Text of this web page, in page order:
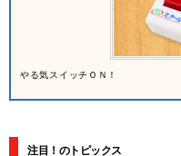
やる気スイッチＯＮ！
注目！のトピックス